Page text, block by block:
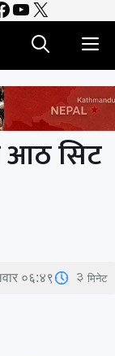
YouTube
X
आठ सिट
०६:४९ 3 मिनेट